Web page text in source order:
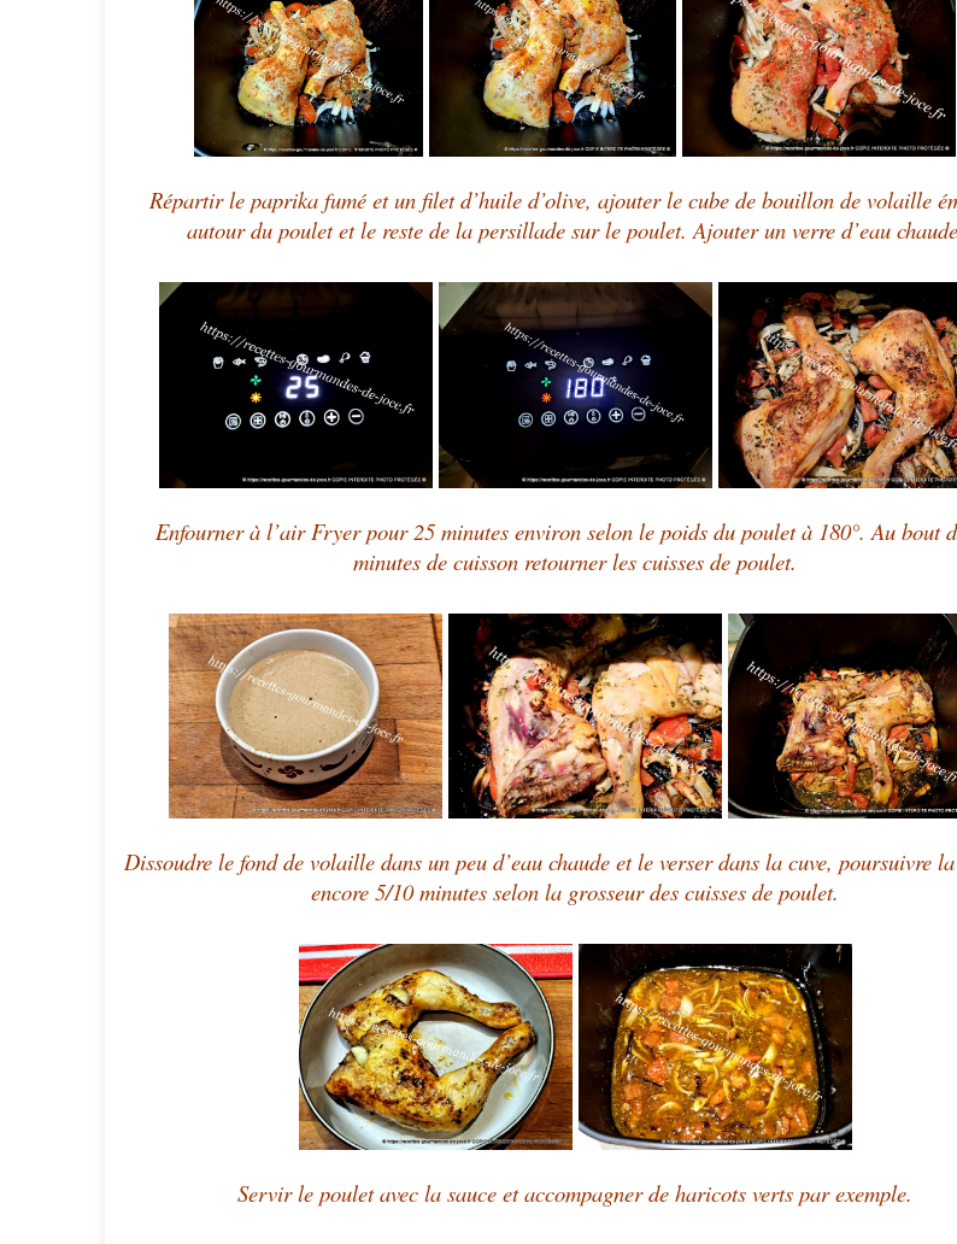
Répartir le paprika fumé et un filet d’huile d’olive, ajouter le cube de bouillon de volaille
autour du poulet et le reste de la persillade sur le poulet. Ajouter un verre d’eau
Enfourner à l’air Fryer pour 25 minutes environ selon le poids du poulet à 180°. Au bout
minutes de cuisson retourner les cuisses de poulet.
Dissoudre le fond de volaille dans un peu d’eau chaude et le verser dans la cuve, poursuivre
encore 5/10 minutes selon la grosseur des cuisses de poulet.
Servir le poulet avec la sauce et accompagner de haricots verts par exemple.